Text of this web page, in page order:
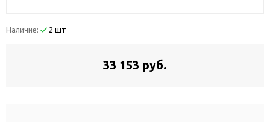
Наличие: 2 шт
33 153 руб.